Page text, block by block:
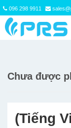
096 298 9911
Chưa được
(Tiếng